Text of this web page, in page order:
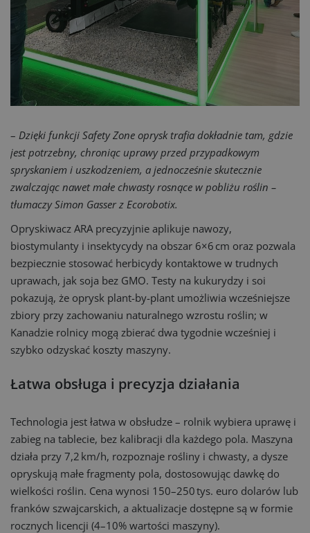
– Dzięki funkcji Safety Zone oprysk trafia dokładnie tam, gdzie
jest potrzebny, chroniąc uprawy przed przypadkowym
spryskaniem i uszkodzeniem, a jednocześnie skutecznie
zwalczając nawet małe chwasty rosnące w pobliżu roślin –
tłumaczy Simon Gasser z Ecorobotix.
Opryskiwacz ARA precyzyjnie aplikuje nawozy,
biostymulanty i insektycydy na obszar 6×6 cm oraz pozwala
bezpiecznie stosować herbicydy kontaktowe w trudnych
uprawach, jak soja bez GMO. Testy na kukurydzy i soi
pokazują, że oprysk plant-by-plant umożliwia wcześniejsze
zbiory przy zachowaniu naturalnego wzrostu roślin; w
Kanadzie rolnicy mogą zbierać dwa tygodnie wcześniej i
szybko odzyskać koszty maszyny.
Łatwa obsługa i precyzja działania
Technologia jest łatwa w obsłudze – rolnik wybiera uprawę i
zabieg na tablecie, bez kalibracji dla każdego pola. Maszyna
działa przy 7,2 km/h, rozpoznaje rośliny i chwasty, a dysze
opryskują małe fragmenty pola, dostosowując dawkę do
wielkości roślin. Cena wynosi 150–250 tys. euro dolarów lub
franków szwajcarskich, a aktualizacje dostępne są w formie
rocznych licencji (4–10% wartości maszyny).